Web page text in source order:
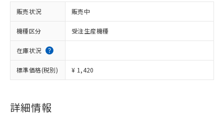
販売状況 販売中
機種区分 受注生産機種
在庫状況
標準価格(税別) ¥ 1,420
詳細情報